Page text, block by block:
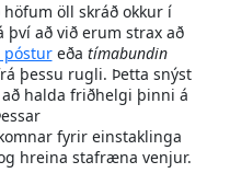
öll skráð okkur í
að við erum strax að
póstureða tímabundin
þessu rugli. Þetta snýst
halda friðhelgi þinni á
fyrir einstaklinga
hreina stafræna venjur.